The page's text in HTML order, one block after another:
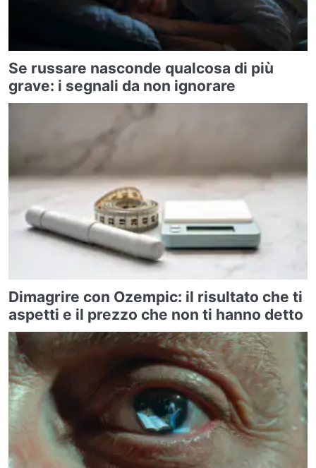
Se russare nasconde qualcosa di più
grave: i segnali da non ignorare
Dimagrire con Ozempic: il risultato che ti
aspetti e il prezzo che non ti hanno detto